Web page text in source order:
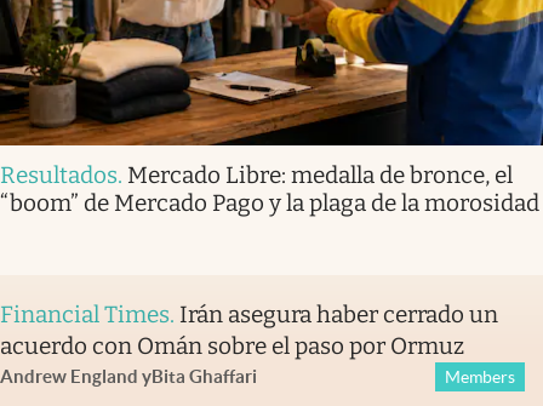
Resultados. Mercado Libre: medalla de bronce, el
“boom” de Mercado Pago y la plaga de la morosidad
Financial Times. Irán asegura haber cerrado un
acuerdo con Omán sobre el paso por Ormuz
Andrew England yBita Ghaffari Members